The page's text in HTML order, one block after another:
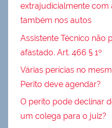
extrajudicialmente com
também nos autos
Assistente Técnico não
afastado. Art. 466 § 1º
Várias perícias no
Perito deve agendar?
O perito pode declinar
um colega para o juiz?